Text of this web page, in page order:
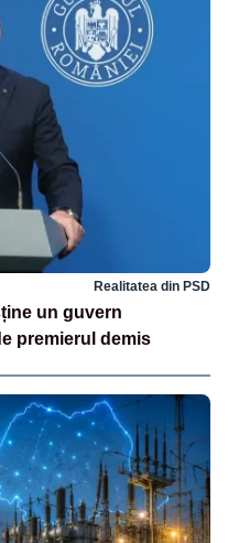
Realitatea din PSD
un guvern
premierul demis